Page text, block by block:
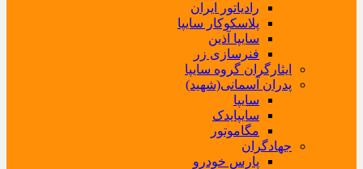
رادیاتور ایران
پلاسکوکار سایپا
سایپا آذین
فنرسازی زر
ایثارگران گروه سایپا
پدران آسمانی(شهید)
سایپا
سایپایدک
مگاموتور
جهادگران
پارس خودرو